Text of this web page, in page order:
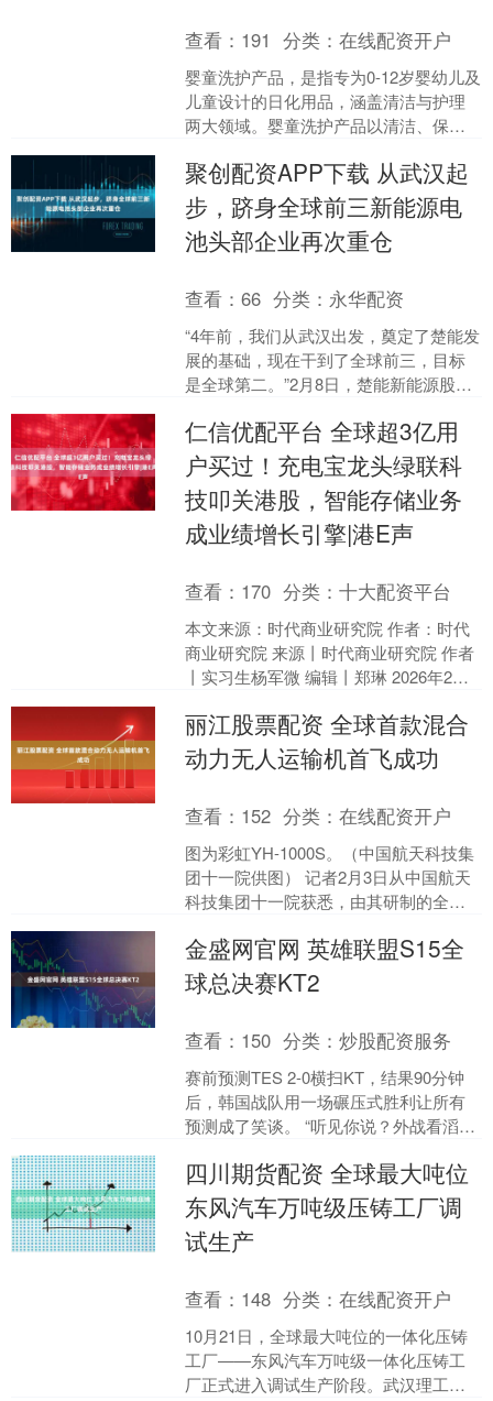
查看： 191 分类：在线配资开户
婴童洗护产品，是指专为0-12岁婴幼儿及
儿童设计的日化用品，涵盖清洁与护理
两大领域。婴童洗护产品以清洁、保
护理为核心，通常需符....
聚创配资APP下载 从武汉起
步，跻身全球前三新能源电
池头部企业再次重仓
查看：66 分类： 永华配资
“4年前，我们从武汉出发，奠定了楚能发
展的基础，现在干到了全球前三，目标
是全球第二。”2月8日，楚能新能源股份
期项目签约，公司....
仁信优配平台 全球超3亿用
户买过！充电宝龙头绿联科
技叩关港股，智能存储业务
成业绩增长引擎|港E声
查看： 170 分类：十大配资平台
本文来源：时代商业研究院 作者：时代
商业研究院 来源丨时代商业研究院 作者
丨实习生杨军微 编辑丨郑琳 2026年2月2
下简称“....
丽江股票配资 全球首款混合
动力无人运输机首飞成功
查看： 152 分类：在线配资开户
图为彩虹YH-1000S。（中国航天科技集
团十一院供图） 记者2月3日从中国航天
科技集团十一院获悉，由其研制的全球
近日....
金盛网官网 英雄联盟S15全
球总决赛KT2
查看： 150 分类：炒股配资服务
赛前预测TES 2-0横扫KT，结果90分钟
后，韩国战队用一场碾压式胜利让所有
预测成了笑谈。 “听见你说？外战看滔
2....
四川期货配资 全球最大吨位
东风汽车万吨级压铸工厂调
试生产
查看： 148 分类：在线配资开户
10月21日，全球最大吨位的一体化压铸
工厂——东风汽车万吨级一体化压铸工
厂正式进入调试生产阶段。武汉理工大